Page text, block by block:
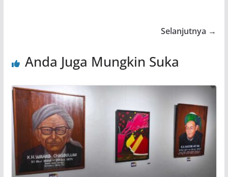
Selanjutnya →
Anda Juga Mungkin Suka